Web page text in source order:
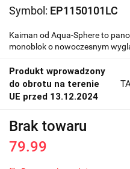
Symbol: EP1150101LC
Kaiman od Aqua-Sphere to
monoblok o nowoczesnym
Produkt wprowadzony
do obrotu na terenie
UE przed 13.12.2024
Brak towaru
79.99